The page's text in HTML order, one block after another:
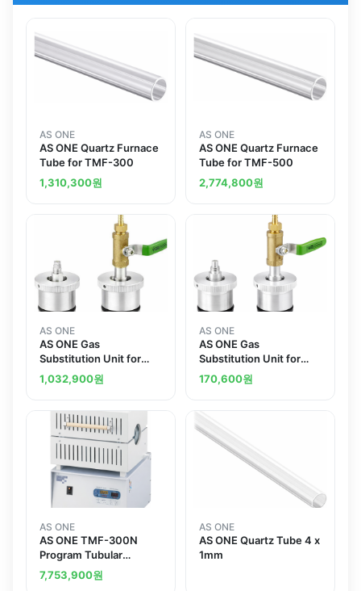
AS ONE
AS ONE Quartz Furnace
Tube for TMF-300
1,310,300원
AS ONE
AS ONE Quartz Furnace
Tube for TMF-500
2,774,800원
AS ONE
AS ONE Gas
Substitution Unit for
TMF-500N Quartz
Furnace Tube 44mm
1,032,900원
AS ONE
AS ONE Gas
Substitution Unit for
Quartz Furnace Tube
64.5mm
170,600원
AS ONE
AS ONE TMF-300N
Program Tubular
Electric Furnaceand
others
7,753,900원
AS ONE
AS ONE Quartz Tube 4 x
1mm